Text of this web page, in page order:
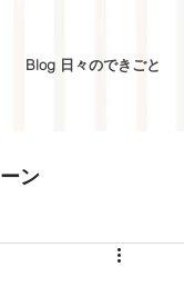
Blog 日々のできごと
ン